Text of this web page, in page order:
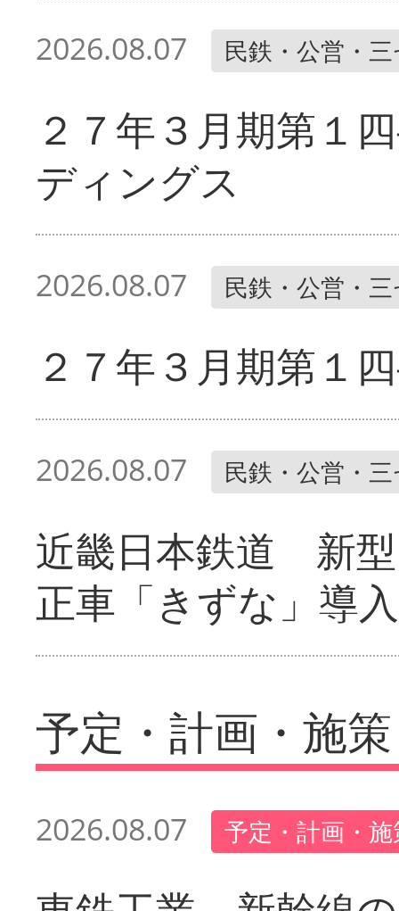
2026.08.07 民鉄・公営・
２７年３月期第１
ディングス
2026.08.07 民鉄・公営・
２７年３月期第１
2026.08.07 民鉄・公営・
近畿日本鉄道 新
正車「きずな」導入
予定・計画・施策
2026.08.07 予定・計画・